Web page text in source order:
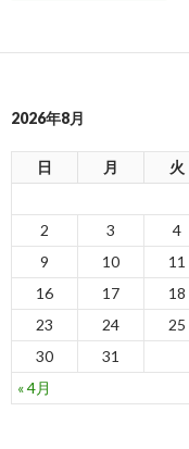
2026年8月
日 月 火
« 4月
2
3 4
9
10 11
16
17 18
23
24 25
30
31